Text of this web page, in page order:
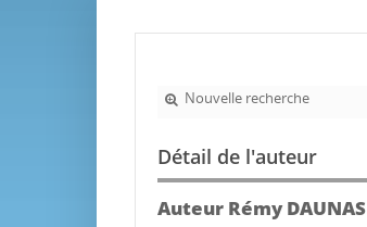
Nouvelle recherche
Détail de l'auteur
Auteur Rémy DAUNAS